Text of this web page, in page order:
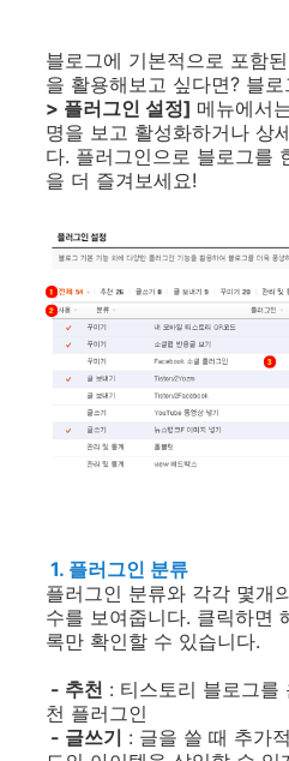
블로그에 기본적으로 포함
을 활용해보고 싶다면? 블
> 플러그인 설정] 메뉴에서
명을 보고 활성화하거나 상
다. 플러그인으로 블로그를
을 더 즐겨보세요!
1. 플러그인 분류
플러그인 분류와 각각 몇개
수를 보여줍니다. 클릭하면
록만 확인할 수 있습니다.
- 추천 : 티스토리 블로그를
천 플러그인
- 글쓰기 : 글을 쓸 때 추가